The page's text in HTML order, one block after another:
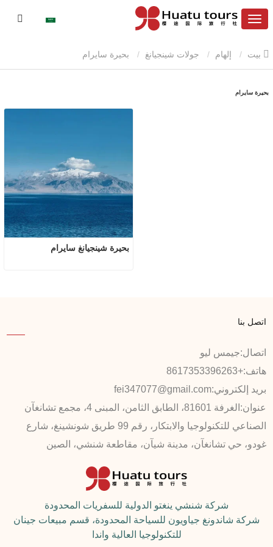
إلهام جولات شينجيانغ
بحيرة سايرام
بحيرة شينجيانغ سايرام
اتصل بنا
اتصال:جيمس ليو
هاتف:+8617353396263
بريد إلكتروني:fei347077@gmail.com
عنوان:
الغرفة 81601، الطابق الثامن، المبنى 4، مجمع تشانغآن
الصناعي للتكنولوجيا والابتكار، رقم 99 طريق شونشينغ، شارع
غودو، حي تشانغآن، مدينة شيآن، مقاطعة شنشي، الصين
شركة شنشي ينغتو الدولية للسفريات المحدودة
شركة شاندونغ جياويون للسياحة المحدودة، قسم مبيعات جينان
للتكنولوجيا العالية واندا